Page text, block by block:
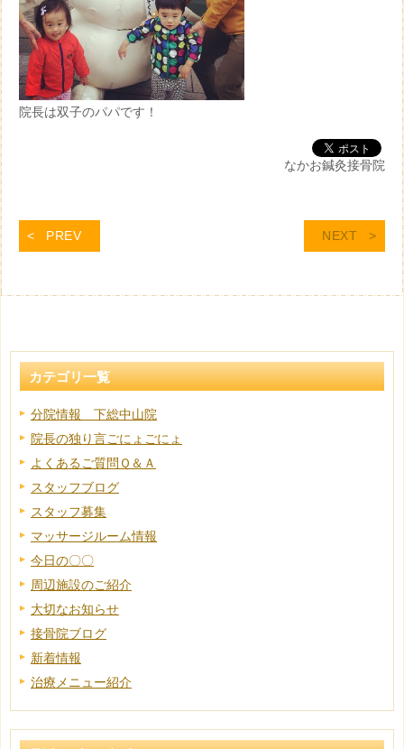
院長は双子のパパです！
なかお鍼灸接骨院
PREV NEXT
カテゴリ一覧
分院情報 下総中山院
院長の独り言ごにょごにょ
よくあるご質問Ｑ＆Ａ
スタッフブログ
スタッフ募集
マッサージルーム情報
今日の〇〇
周辺施設のご紹介
大切なお知らせ
接骨院ブログ
新着情報
治療メニュー紹介